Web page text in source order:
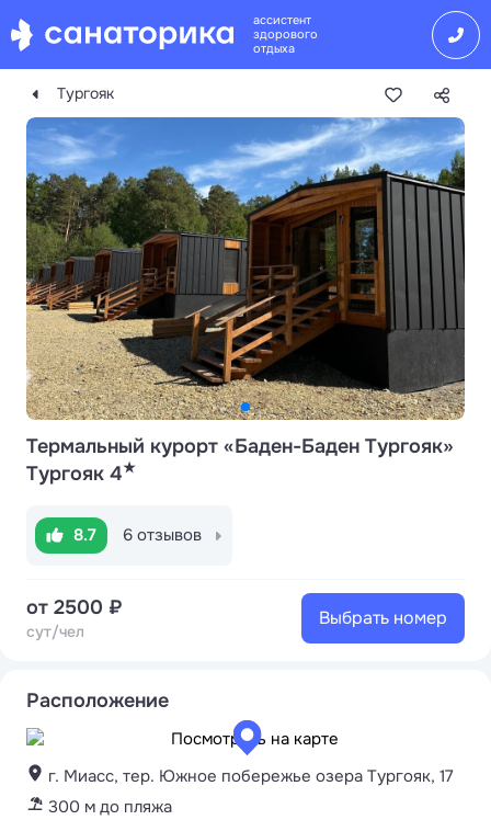
ассистент
здорового
отдыха
Тургояк
Термальный курорт «Баден-Баден Тургояк»
Тургояк 4★
Расположение
г. Миасс, тер. Южное побережье озера Тургояк, 17
300 м до пляжа
8.7 6 отзывов
от 2500 ₽
сут/чел
Выбрать номер